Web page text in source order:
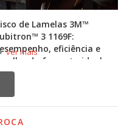
de Lamelas 3M™
3 1169F:
eficiência e
escolha do formato ideal
ver mais